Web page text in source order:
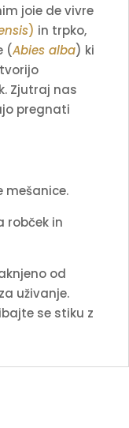
joie de vivre
) in trpko,
(Abies alba) ki
Zjutraj nas
pregnati
mešanice.
robček in
od
uživanje.
se stiku z